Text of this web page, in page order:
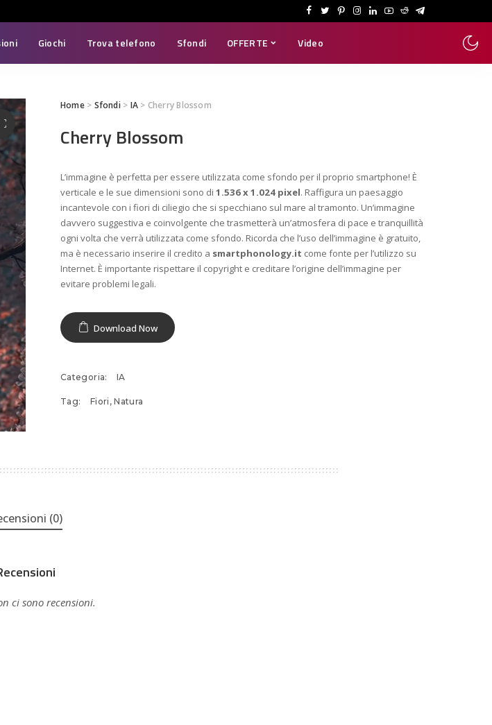
Giochi Trova telefono Sfondi OFFERTE Video
Home> Sfondi> IA > Cherry Blossom
Cherry Blossom
L’immagine è perfetta per essere utilizzata come sfondo per il proprio smartphone! È
verticale e le sue dimensioni sono di 1.536 x 1.024 pixel. Raffigura un paesaggio
incantevole con i fiori di ciliegio che si specchiano sul mare al tramonto. Un’immagine
davvero suggestiva e coinvolgente che trasmetterà un’atmosfera di pace e tranquillità
ogni volta che verrà utilizzata come sfondo. Ricorda che l’uso dell’immagine è gratuito,
ma è necessario inserire il credito a smartphonology.it come fonte per l’utilizzo su
Internet. È importante rispettare il copyright e creditare l’origine dell’immagine per
evitare problemi legali.
Download Now
Categoria: IA
Tag: Fiori ,Natura
(0)
ci sono recensioni.